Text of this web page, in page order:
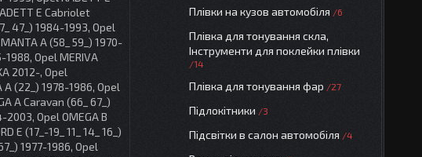
E Cabriolet
47_) 1984-1993, Opel
A (58_ 59_) 1970-
1988, Opel MERIVA
2012-, Opel
A (22_) 1978-1986, Opel
A Caravan (66_ 67_)
2003, Opel OMEGA B
E (17_-19_ 11_ 14_ 16_)
1977-1986, Opel
Плівки на кузов автомобіля 6
Плівка для тонування скла,
Інструменти для поклейки плівки
14
Плівка для тонування фар 27
Підлокітники 3
Підсвітки в салон автомобіля 4